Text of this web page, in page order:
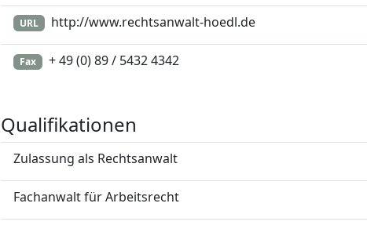
URL http://www.rechtsanwalt-hoedl.de
Fax + 49 (0) 89 / 5432 4342
Qualifikationen
Zulassung als Rechtsanwalt
Fachanwalt für Arbeitsrecht